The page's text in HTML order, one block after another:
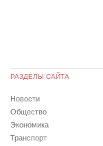
РАЗДЕЛЫ САЙТА
Новости
Общество
Экономика
Транспорт